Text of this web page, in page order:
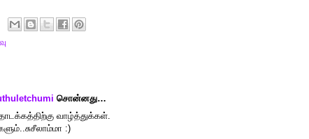
சொன்னது…
வாழ்த்துக்கள்.
:)